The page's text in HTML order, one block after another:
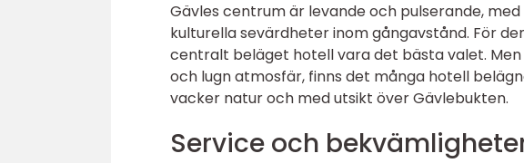
Gävles centrum är levande och pulserande,
kulturella sevärdheter inom gångavstånd. För
centralt beläget hotell vara det bästa valet.
och lugn atmosfär, finns det många hotell
vacker natur och med utsikt över Gävlebukten.
Service och